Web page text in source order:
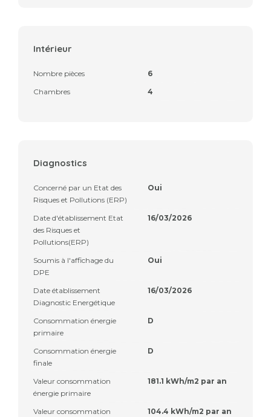
Intérieur
Nombre pièces
6
Chambres
4
Diagnostics
Concerné par un Etat des
Risques et Pollutions (ERP)
Oui
Date d'établissement Etat
des Risques et
Pollutions(ERP)
16/03/2026
Soumis à l'affichage du
DPE
Oui
Date établissement
Diagnostic Energétique
16/03/2026
Consommation énergie
primaire
D
Consommation énergie
finale
D
Valeur consommation
énergie primaire
181.1 kWh/m2 par an
Valeur consommation
104.4 kWh/m2 par an